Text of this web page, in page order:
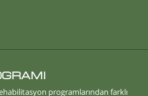
programlarından farklı